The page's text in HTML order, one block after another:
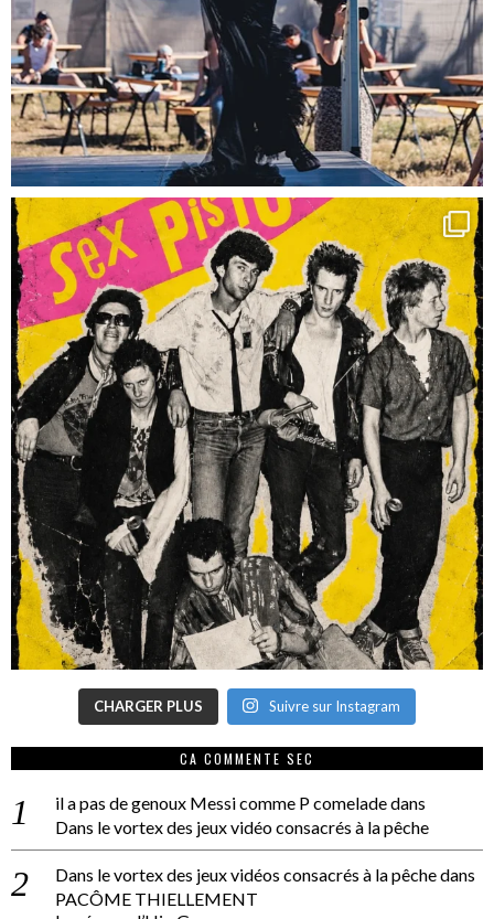
CHARGER PLUS Suivre sur Instagram
CA COMMENTE SEC
il a pas de genoux Messi comme P comeladedans
Dans le vortex des jeux vidéo consacrés à la pêche
Dans le vortex des jeux vidéos consacrés à la pêchedans
PACÔME THIELLEMENT